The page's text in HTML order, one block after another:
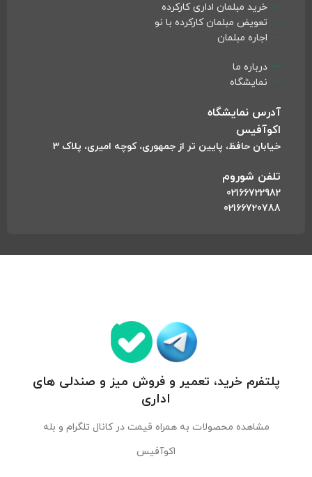
خرید مبلمان اداری کارکرده
تعویض مبلمان کارکرده با نو
اجاره مبلمان
درباره ما
نمایشگاه
آدرس نمایشگاه
اکوآفیس
خیابان حافظ، پایین تر از جمهوری، کوچه امیری، پلاک 3
تلفن شوروم
02166722982
02166720788
پلتفرم خرید، تعمیر و فروش میز و صندلی های
اداری
مشاهده محصولات به همراه قیمت در کانال تلگرام و بله
اکوآفیس